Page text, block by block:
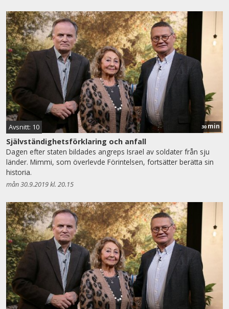
Avsnitt: 10 30 min
Självständighetsförklaring och anfall
Dagen efter staten bildades angreps Israel av soldater från sju
länder. Mimmi, som överlevde Förintelsen, fortsätter berätta sin
historia.
mån 30.9.2019 kl. 20.15